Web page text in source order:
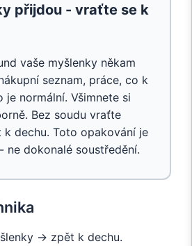
přijdou - vraťte se k
vaše myšlenky někam
seznam, práce, co k
je normální. Všimnete si
Bez soudu vraťte
k dechu. Toto opakování je
ne dokonalé soustředění.
→ zpět k dechu.